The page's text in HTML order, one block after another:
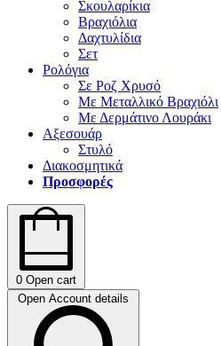
Σκουλαρίκια
Βραχιόλια
Δαχτυλίδια
Σετ
Ρολόγια
Σε Ροζ Χρυσό
Με Μεταλλικό Βραχιόλι
Με Δερμάτινο Λουράκι
Αξεσουάρ
Στυλό
Διακοσμητικά
Προσφορές
0 Open cart
Open Account details